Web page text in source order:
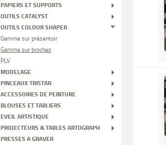
PAPIERS ET SUPPORTS
OUTILS CATALYST
OUTILS COLOUR SHAPER
Gamme sur présentoir
Gamme sur broches
PLV
MODELAGE
PINCEAUX TRISTAR
ACCESSOIRES DE PEINTURE
BLOUSES ET TABLIERS
EVEIL ARTISTIQUE
PROJECTEURS & TABLES ARTOGRAPH
PRESSES A GRAVER